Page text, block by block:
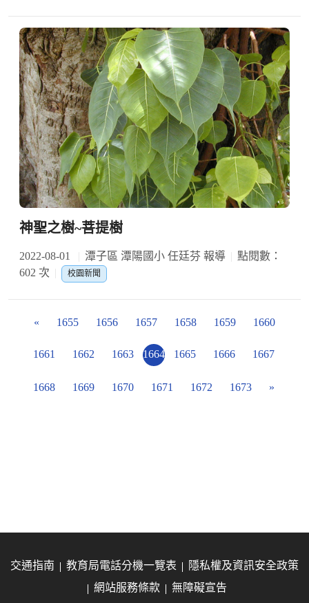
神聖之樹~菩提樹
2022-08-01 潭子區 潭陽國小 任廷芬 報導
點閱數：
602 次
校園新聞
« 1655 1656 1657 1658 1659 1660
1661 1662 1663 1664 1665 1666 1667
1668 1669 1670 1671 1672 1673 »
交通指南 教育局電話分機一覽表
隱私權及資訊安全政策
網站服務條款
無障礙宣告